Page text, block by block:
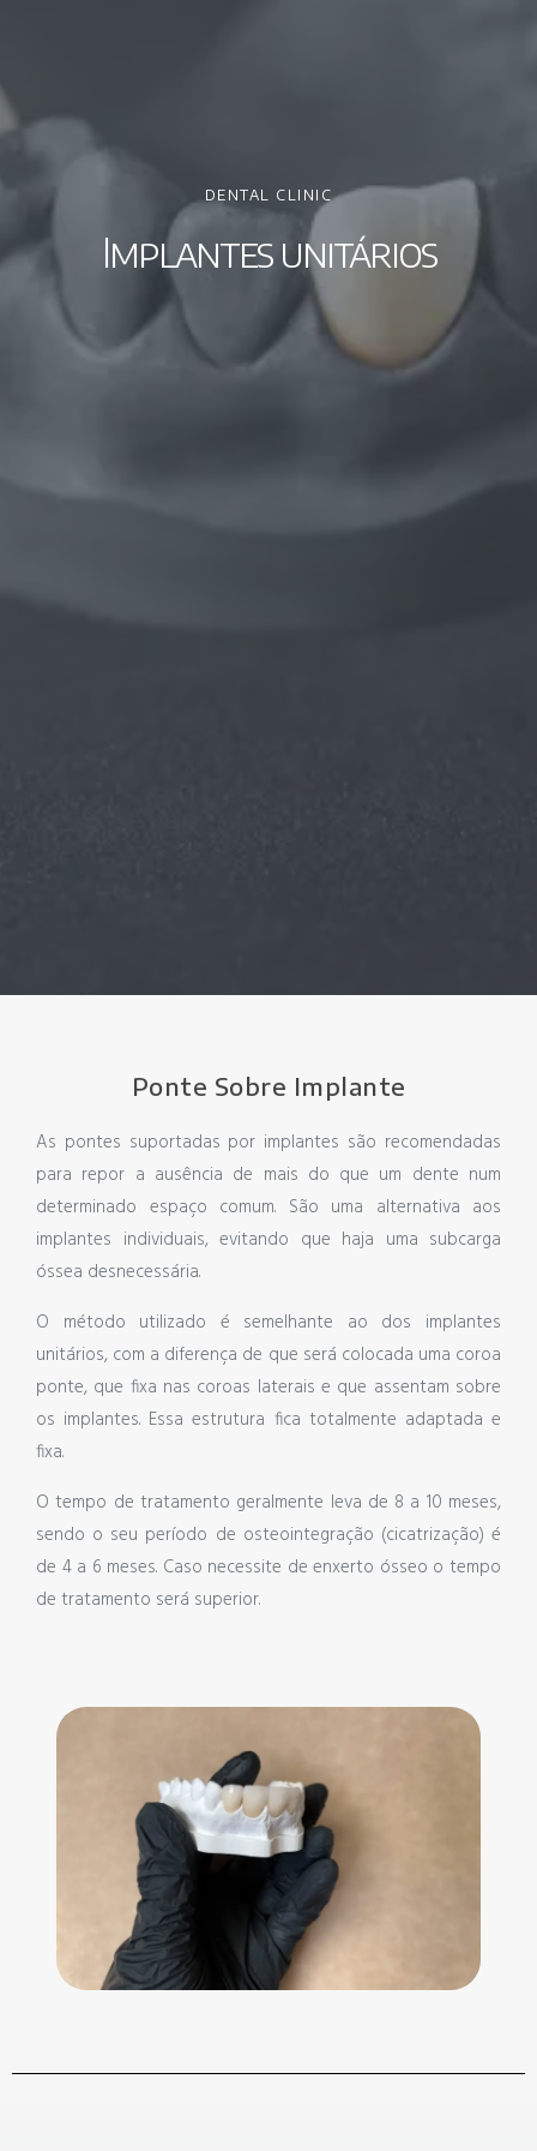
DENTAL CLINIC
Implantes unitários
Ponte Sobre Implante
As pontes suportadas por implantes são recomendadas
para repor a ausência de mais do que um dente num
determinado espaço comum. São uma alternativa aos
implantes individuais, evitando que haja uma subcarga
óssea desnecessária.
O método utilizado é semelhante ao dos implantes
unitários, com a diferença de que será colocada uma coroa
ponte, que fixa nas coroas laterais e que assentam sobre
os implantes. Essa estrutura fica totalmente adaptada e
fixa.
O tempo de tratamento geralmente leva de 8 a 10 meses,
sendo o seu período de osteointegração (cicatrização) é
de 4 a 6 meses. Caso necessite de enxerto ósseo o tempo
de tratamento será superior.